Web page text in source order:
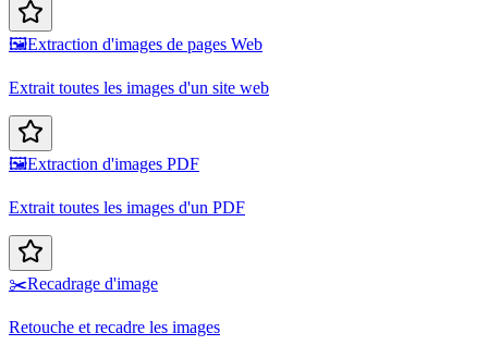
🖼️Extraction d'images de pages Web
Extrait toutes les images d'un site web
🖼️Extraction d'images PDF
Extrait toutes les images d'un PDF
✂️Recadrage d'image
Retouche et recadre les images